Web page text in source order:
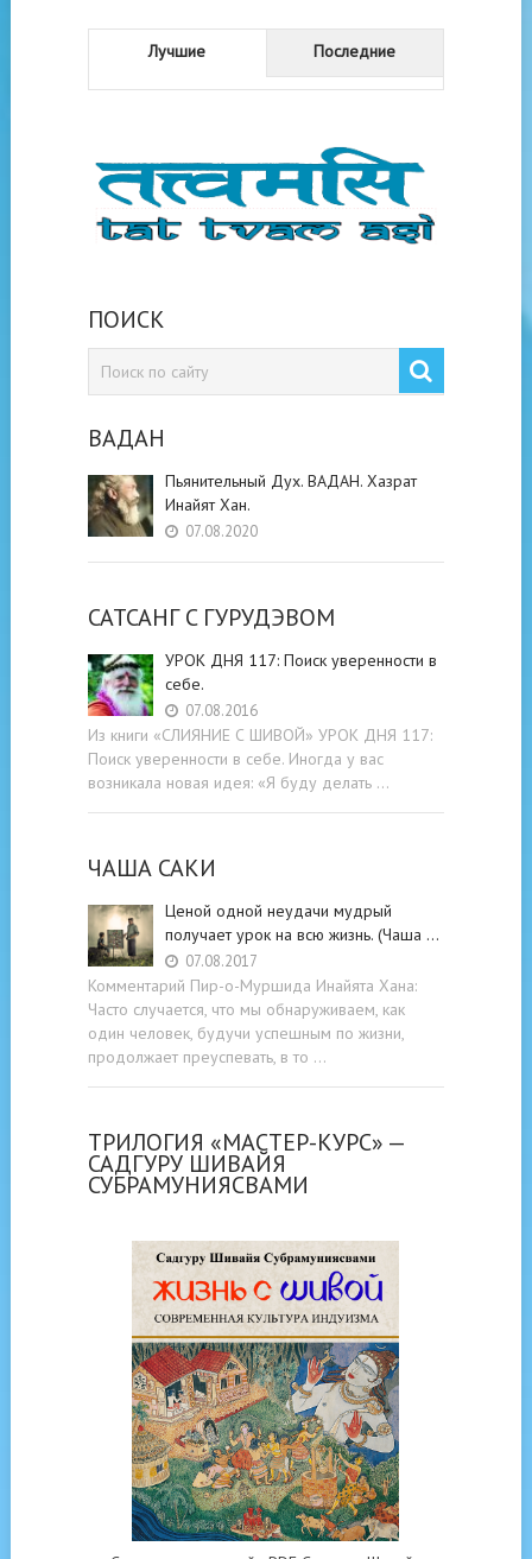
Лучшие Последние
ПОИСК
ВАДАН
Пьянительный Дух. ВАДАН. Хазрат
Инайят Хан.
07.08.2020
САТСАНГ C ГУРУДЭВОМ
УРОК ДНЯ 117: Поиск уверенности в
себе.
07.08.2016
Из книги «СЛИЯНИЕ С ШИВОЙ» УРОК ДНЯ 117:
Поиск уверенности в себе. Иногда у вас
возникала новая идея: «Я буду делать …
ЧАША САКИ
Ценой одной неудачи мудрый
получает урок на всю жизнь. (Чаша …
07.08.2017
Комментарий Пир-о-Муршида Инайята Хана:
Часто случается, что мы обнаруживаем, как
один человек, будучи успешным по жизни,
продолжает преуспевать, в то …
ТРИЛОГИЯ «МАСТЕР-КУРС» —
САДГУРУ ШИВАЙЯ
СУБРАМУНИЯСВАМИ